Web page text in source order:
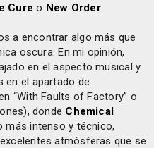
Cure o New Order.
a encontrar algo más que
oscura. En mi opinión,
en el aspecto musical y
en el apartado de
“With Faults of Factory” o
donde Chemical
más intenso y técnico,
atmósferas que se